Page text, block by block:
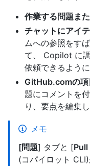
作業する問題ま
チャットにアイ
ムへの参照をす
て、 Copilot に
依頼できるように
GitHub.comの項
題にコメントを
り、要点を編集
メモ
[問題] タブと [
(コパイロット